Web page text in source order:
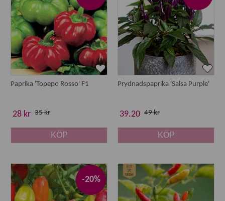
Paprika 'Topepo Rosso' F1
28 kr 35 kr
KÖP
Prydnadspaprika 'Salsa Purple'
39.20 49 kr
KÖP
-20%